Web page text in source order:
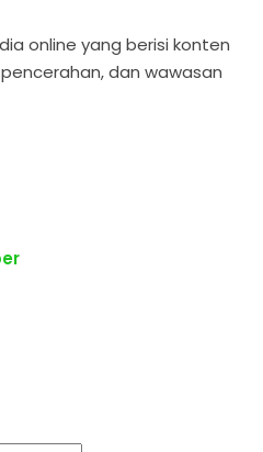
online yang berisi konten
dan wawasan